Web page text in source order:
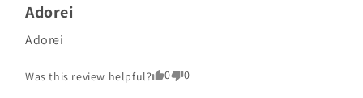
Adorei
Adorei
Was this review helpful? 0 0